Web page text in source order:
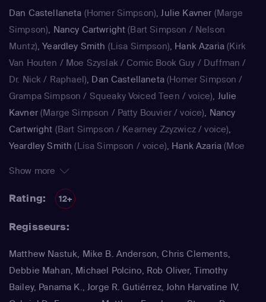
Dan Castellaneta (Homer Simpson),Julie Kavner (Marge
Simpson), Nancy Cartwright (Bart Simpson / Nelson
Muntz),Yeardley Smith (Lisa Simpson), Hank Azaria (Kirk
Van Houten / Moe Szyslak / Comic Book Guy / Duffman /
Dr. Nick / Raphael), Dan Castellaneta(Homer Simpson /
Grampa Simpson / Squeaky Voiced Teen / voice), Julie
Kavner(Marge Simpson / Patty Bouvier / voice), Nancy
Cartwright (Bart Simpson / Kearney Zzyzwicz / voice),
Yeardley Smith (Lisa Simpson / voice), Hank Azaria (Moe
Castellaneta(Homer Simpson / Kodos)
(Bart Simpson)
Houten / Clancy Wiggum / Snake Jailbird / Maximilian von
(Marge Simpson / Patty Bouvier / Selma
Bouvier)
Nancy Cartwright
Show more
Rating: 12+
Regisseurs:
Matthew Nastuk, Mike B. Anderson, Chris Clements,
Debbie Mahan, Michael Polcino, Rob Oliver, Timothy
Bailey, Panama K., Jorge R. Gutiérrez, John Harvatine IV,